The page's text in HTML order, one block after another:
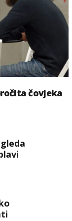
čovjeka